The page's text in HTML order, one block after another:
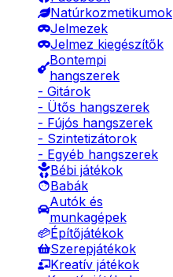
Natúrkozmetikumok
Jelmezek
Jelmez kiegészítők
Bontempi
hangszerek
- Gitárok
- Ütős hangszerek
- Fújós hangszerek
- Szintetizátorok
- Egyéb hangszerek
Bébi játékok
Babák
Autók és
munkagépek
Építőjátékok
Szerepjátékok
Kreatív játékok